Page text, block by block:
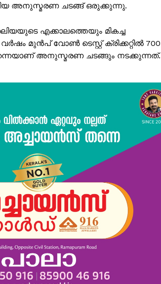
PALA VISION
About
Contact us
Subscription Plans
My account
Grievance Redressal
അനുസ്മരണ ചടങ്ങ് ഒരുക്കുന്നു.
എക്കാലത്തെയും മികച്ച
മുന്‍പ് വോണ്‍ ടെസ്റ്റ് ക്രിക്കറ്റില്‍ 700
അനുസ്മരണ ചടങ്ങും നടക്കുന്നത്.